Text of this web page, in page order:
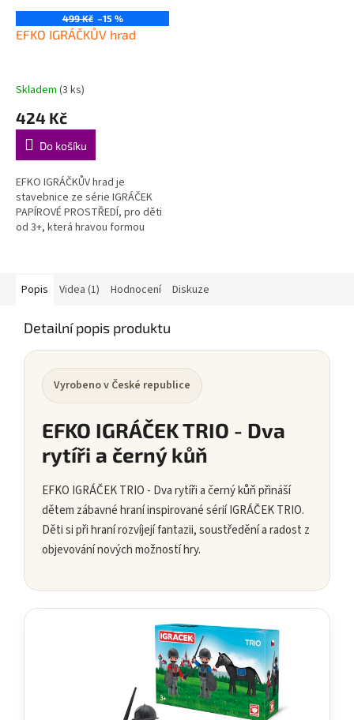
499 Kč –15 %
EFKO IGRÁČKŮV hrad
Skladem (3 ks)
424 Kč
Do košíku
EFKO IGRÁČKŮV hrad je
stavebnice ze série IGRÁČEK
PAPÍROVÉ PROSTŘEDÍ, pro děti
od 3+, která hravou formou
Popis
Videa (1) Hodnocení Diskuze
Detailní popis produktu
Vyrobeno v České republice
EFKO IGRÁČEK TRIO - Dva
rytíři a černý kůň
EFKO IGRÁČEK TRIO - Dva rytíři a černý kůň přináší
dětem zábavné hraní inspirované sérií IGRÁČEK TRIO.
Děti si při hraní rozvíjejí fantazii, soustředění a radost z
objevování nových možností hry.